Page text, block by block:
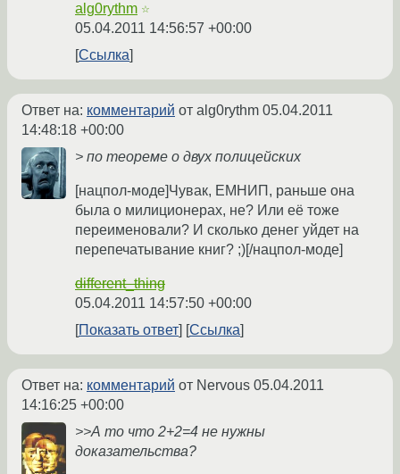
alg0rythm ☆
05.04.2011 14:56:57 +00:00
Ссылка
Ответ на: комментарий от alg0rythm 05.04.2011
14:48:18 +00:00
> по теореме о двух полицейских
[нацпол-моде]Чувак, ЕМНИП, раньше она
была о милиционерах, не? Или её тоже
переименовали? И сколько денег уйдет на
перепечатывание книг? ;)[/нацпол-моде]
different_thing
05.04.2011 14:57:50 +00:00
Показать ответ
Ссылка
Ответ на: комментарий от Nervous 05.04.2011
14:16:25 +00:00
>>А то что 2+2=4 не нужны
доказательства?